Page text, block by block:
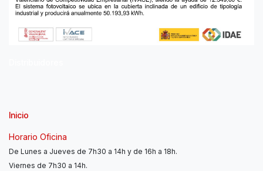
Inicio
Horario Oficina
De Lunes a Jueves de 7h30 a 14h y de 16h a 18h.
Viernes de 7h30 a 14h.